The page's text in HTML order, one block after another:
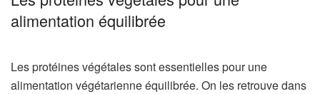
alimentation équilibrée
Les protéines végétales sont essentielles pour une
alimentation végétarienne équilibrée. On les retrouve dans